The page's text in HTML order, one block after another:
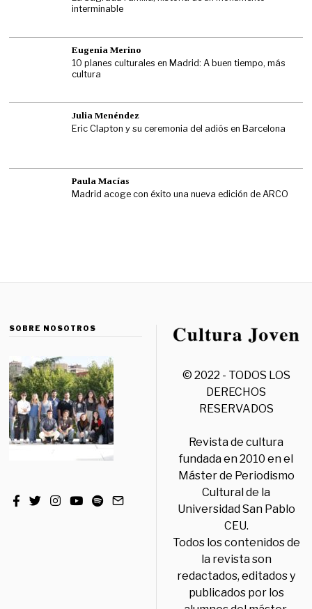
interminable
Eugenia Merino
10 planes culturales en Madrid: A buen tiempo, más
cultura
Julia Menéndez
Eric Clapton y su ceremonia del adiós en Barcelona
Paula Macías
Madrid acoge con éxito una nueva edición de ARCO
SOBRE NOSOTROS
© 2022 - TODOS LOS
DERECHOS
RESERVADOS
Revista de cultura
fundada en 2010 en el
Máster de Periodismo
Cultural de la
Universidad San Pablo
CEU.
Todos los contenidos de
la revista son
redactados, editados y
publicados por los